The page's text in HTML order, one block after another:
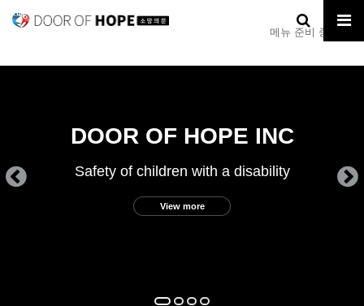
메뉴 준비 중입니다.
DOOR OF HOPE INC
Safety of children with a disability